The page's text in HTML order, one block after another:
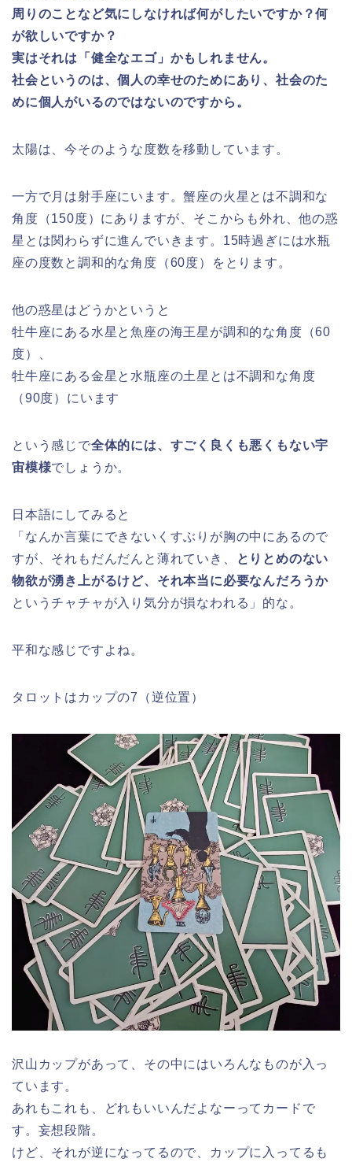
周りのことなど気にしなければ何がしたいですか？何
が欲しいですか？
実はそれは「健全なエゴ」かもしれません。
社会というのは、個人の幸せのためにあり、社会のた
めに個人がいるのではないのですから。
太陽は、今そのような度数を移動しています。
一方で月は射手座にいます。蟹座の火星とは不調和な
角度（150度）にありますが、そこからも外れ、他の惑
星とは関わらずに進んでいきます。15時過ぎには水瓶
座の度数と調和的な角度（60度）をとります。
他の惑星はどうかというと
牡牛座にある水星と魚座の海王星が調和的な角度（60
度）、
牡牛座にある金星と水瓶座の土星とは不調和な角度
（90度）にいます
という感じで全体的には、すごく良くも悪くもない宇
宙模様でしょうか。
日本語にしてみると
「なんか言葉にできないくすぶりが胸の中にあるので
すが、それもだんだんと薄れていき、
とりとめのない
物欲が湧き上がるけど、それ本当に必要なんだろうか
というチャチャが入り気分が損なわれる」的な。
平和な感じですよね。
タロットはカップの7（逆位置）
沢山カップがあって、その中にはいろんなものが入っ
ています。
あれもこれも、どれもいいんだよなーってカードで
す。妄想段階。
けど、それが逆になってるので、カップに入ってるも